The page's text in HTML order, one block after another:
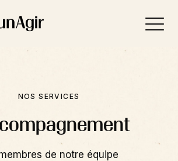
NOS SERVICES
de notre équipe